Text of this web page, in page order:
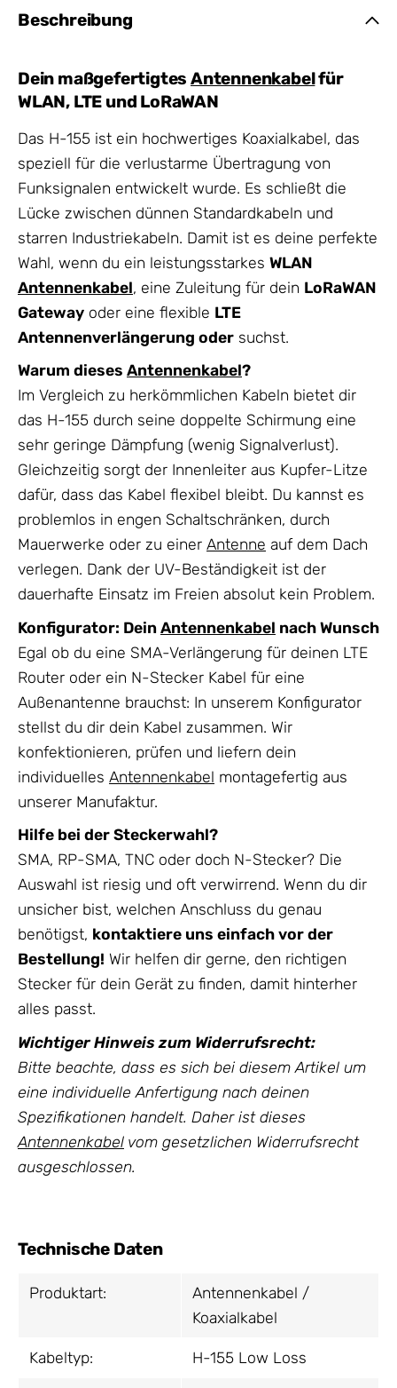
Beschreibung
Dein maßgefertigtesAntennenkabelfür
WLAN, LTE und LoRaWAN
Das H-155 ist ein hochwertiges Koaxialkabel, das
speziell für die verlustarme Übertragung von
Funksignalen entwickelt wurde. Es schließt die
Lücke zwischen dünnen Standardkabeln und
starren Industriekabeln. Damit ist es deine perfekte
Wahl, wenn du ein leistungsstarkes WLAN
Antennenkabel, eine Zuleitung für dein LoRaWAN
Gateway oder eine flexible LTE
Antennenverlängerung oder suchst.
Warum dieses Antennenkabel?
Im Vergleich zu herkömmlichen Kabeln bietet dir
das H-155 durch seine doppelte Schirmung eine
sehr geringe Dämpfung (wenig Signalverlust).
Gleichzeitig sorgt der Innenleiter aus Kupfer-Litze
dafür, dass das Kabel flexibel bleibt. Du kannst es
problemlos in engen Schaltschränken, durch
Mauerwerke oder zu einer Antenne auf dem Dach
verlegen. Dank der UV-Beständigkeit ist der
dauerhafte Einsatz im Freien absolut kein Problem.
Konfigurator: Dein Antennenkabel nach Wunsch
Egal ob du eine SMA-Verlängerung für deinen LTE
Router oder ein N-Stecker Kabel für eine
Außenantenne brauchst: In unserem Konfigurator
stellst du dir dein Kabel zusammen. Wir
konfektionieren, prüfen und liefern dein
individuelles Antennenkabel montagefertig aus
unserer Manufaktur.
Hilfe bei der Steckerwahl?
SMA, RP-SMA, TNC oder doch N-Stecker? Die
Auswahl ist riesig und oft verwirrend. Wenn du dir
unsicher bist, welchen Anschluss du genau
benötigst, kontaktiere uns einfach vor der
Bestellung! Wir helfen dir gerne, den richtigen
Stecker für dein Gerät zu finden, damit hinterher
alles passt.
Wichtiger Hinweis zum Widerrufsrecht:
Bitte beachte, dass es sich bei diesem Artikel um
eine individuelle Anfertigung nach deinen
Spezifikationen handelt. Daher ist dieses
Antennenkabel vom gesetzlichen Widerrufsrecht
ausgeschlossen.
Technische Daten
Produktart:
Antennenkabel /
Koaxialkabel
Kabeltyp: H-155 Low Loss